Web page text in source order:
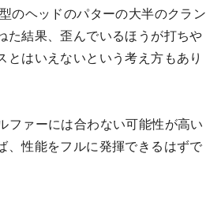
のヘッドのパターの大半のクラン
た結果、歪んでいるほうが打ちや
はいえないという考え方もあり
ファーには合わない可能性が高い
、性能をフルに発揮できるはずで